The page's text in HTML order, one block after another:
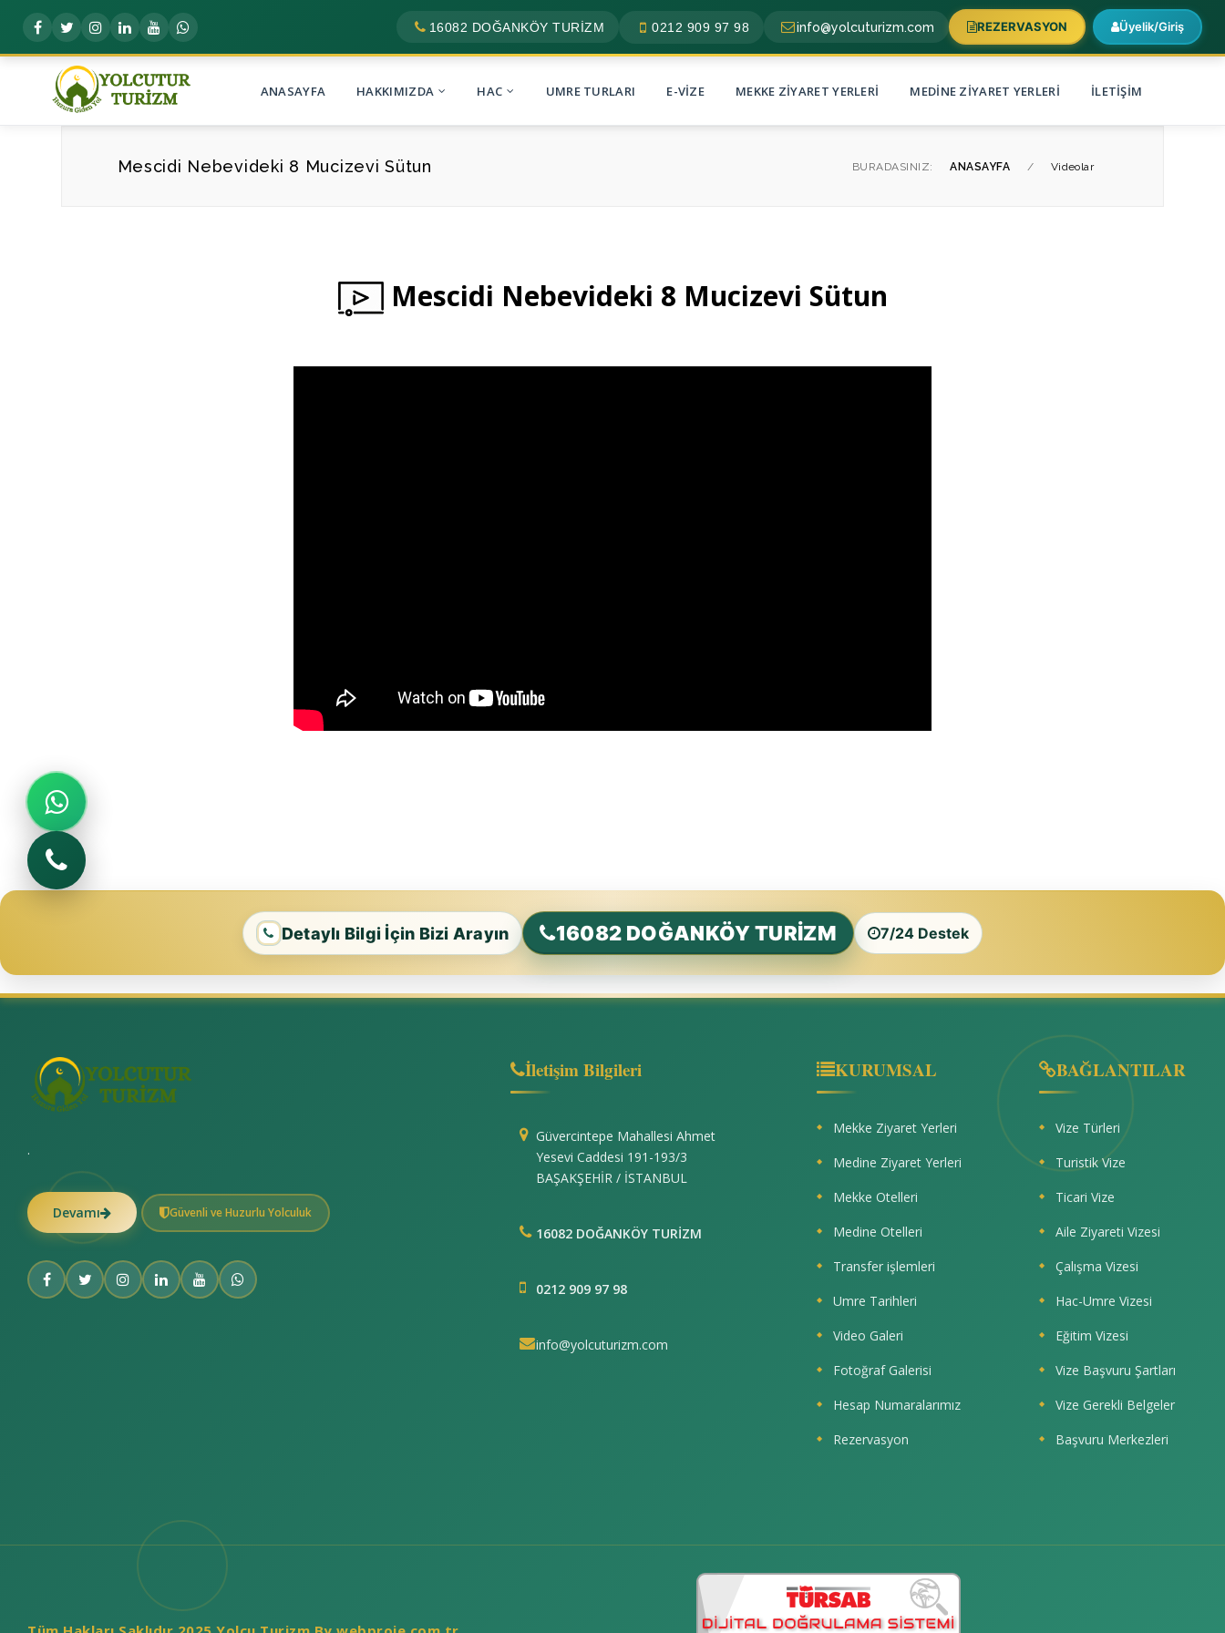
16082 DOĞANKÖY TURİZM 0212 909 97 98 info@yolcuturizm.com REZERVASYON Üyelik/Giriş
ANASAYFA HAKKIMIZDA HAC UMRE TURLARI E-VIZE MEKKE ZIYARET YERLERI MEDINE ZIYARET YERLERI İLETIŞIM
Mescidi Nebevideki 8 Mucizevi Sütun BURADASINIZ: ANASAYFA / Videolar
Mescidi Nebevideki 8 Mucizevi Sütun
Detaylı Bilgi İçin Bizi Arayın 16082 DOĞANKÖY TURİZM 7/24 Destek
.
Devamı Güvenli ve Huzurlu Yolculuk
İletişim Bilgileri
Güvercintepe Mahallesi Ahmet
Yesevi Caddesi 191-193/3
BAŞAKŞEHİR / İSTANBUL
16082 DOĞANKÖY TURİZM
0212 909 97 98
info@yolcuturizm.com
KURUMSAL
Mekke Ziyaret Yerleri
Medine Ziyaret Yerleri
Mekke Otelleri
Medine Otelleri
Transfer işlemleri
Umre Tarihleri
Video Galeri
Fotoğraf Galerisi
Hesap Numaralarımız
Rezervasyon
BAĞLANTILAR
Vize Türleri
Turistik Vize
Ticari Vize
Aile Ziyareti Vizesi
Çalışma Vizesi
Hac-Umre Vizesi
Eğitim Vizesi
Vize Başvuru Şartları
Vize Gerekli Belgeler
Başvuru Merkezleri